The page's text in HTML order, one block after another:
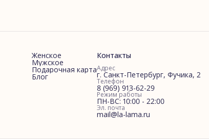
Женское
Мужское
Подарочная карта
Блог
Контакты
Адрес
г. Санкт-Петербург, Фучика, 2
Телефон
8 (969) 913-62-29
Режим работы
ПН-ВС: 10:00 - 22:00
Эл. почта
mail@la-lama.ru